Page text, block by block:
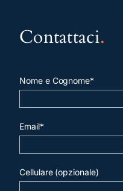
Contattaci.
Nome e Cognome*
Email*
Cellulare (opzionale)